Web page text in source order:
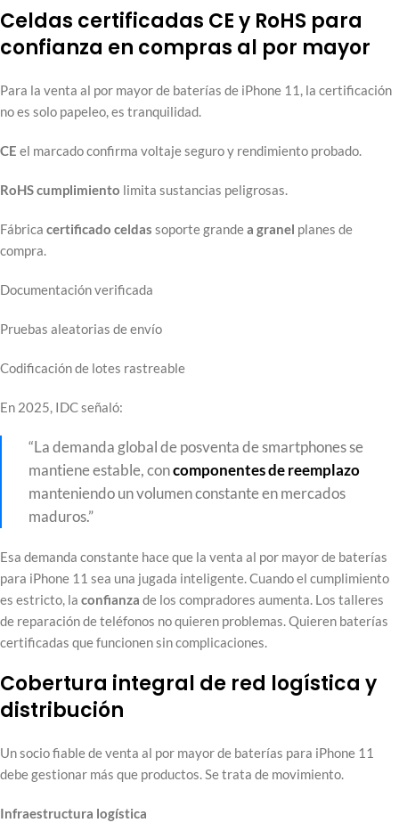
Celdas certificadas CE y RoHS para
confianza en compras al por mayor
Para la venta al por mayor de baterías de iPhone 11, la certificación
no es solo papeleo, es tranquilidad.
CE el marcado confirma voltaje seguro y rendimiento probado.
RoHScumplimiento limita sustancias peligrosas.
Fábrica certificado celdas soporte grandea granel planes de
compra.
Documentación verificada
Pruebas aleatorias de envío
Codificación de lotes rastreable
En 2025, IDC señaló:
“La demanda global de posventa de smartphones se
mantiene estable, concomponentes de reemplazo
manteniendo un volumen constante en mercados
maduros.”
Esa demanda constante hace que la venta al por mayor de baterías
para iPhone 11 sea una jugada inteligente. Cuando el cumplimiento
es estricto, la confianza de los compradores aumenta. Los talleres
de reparación de teléfonos no quieren problemas. Quieren baterías
certificadas que funcionen sin complicaciones.
Cobertura integral de red logística y
distribución
Un socio fiable de venta al por mayor de baterías para iPhone 11
debe gestionar más que productos. Se trata de movimiento.
Infraestructura logística